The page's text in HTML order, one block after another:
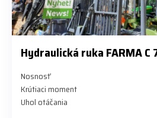
Hydraulická ruka FARMA C
Nosnosť
Krútiaci moment
Uhol otáčania